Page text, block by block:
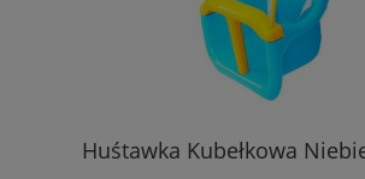
Huśtawka Kubełkowa